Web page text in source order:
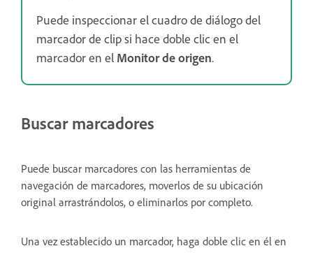
Puede inspeccionar el cuadro de diálogo del
marcador de clip si hace doble clic en el
marcador en el Monitor de origen.
Buscar marcadores
Puede buscar marcadores con las herramientas de
navegación de marcadores, moverlos de su ubicación
original arrastrándolos, o eliminarlos por completo.
Una vez establecido un marcador, haga doble clic en él en